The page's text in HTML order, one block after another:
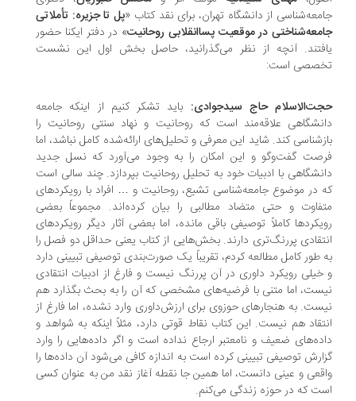
از دانشگاه تهران، برای نقد کتاب «پل تا جزیره: تأملاتی
در موقعیت پساانقلابی روحانیت» در دفتر ایکنا حضور
آنچه از نظر می‌گذرانید، حاصل بخش اول این نشست
است:
حاج سیدجوادی:باید تشکر کنیم از اینکه جامعه
علاقه‌مند است که روحانیت و نهاد سنتی روحانیت را
کند. شاید این معرفی و تحلیل‌های ارائه‌شده کامل نباشد، اما
گفت‌وگو و این امکان را به وجود می‌آورد که نسل جدید
با ادبیات خود به تحلیل روحانیت بپردازد. چند سالی است
در موضوع جامعه‌شناسی تشیع، روحانیت و … افراد با رویکردهای
و حتی متضاد مطالبی را بیان کرده‌اند. مجموعاً بعضی
کاملاً توصیفی باقی مانده، اما بعضی آثار دیگر رویکردهای
پررنگ‌تری دارند. بخش‌هایی از کتاب یعنی حداقل دو فصل را
طور کامل مطالعه کردم، تقریباً یک صورت‌بندی توصیفی تبیینی دارد
رویکرد داوری در آن پررنگ نیست و فارغ از ادبیات انتقادی
اما متنی با فرضیه‌های مشخصی که آن را به بحث بگذارد هم
به هنجارهای حوزوی برای ارزش‌داوری وارد نشده، اما فارغ از
هم نیست. این کتاب نقاط قوتی دارد، مثلاً اینکه به شواهد و
ضعیف و نامعتبر ارجاع نداده است و اگر داده‌هایی را وارد
توصیفی تبیینی کرده‌ است به اندازه کافی می‌شود آن داده‌‌ها را
و عینی دانست، اما همین جا نقطه آغاز نقد من به عنوان کسی
که در حوزه زندگی می‌کنم.